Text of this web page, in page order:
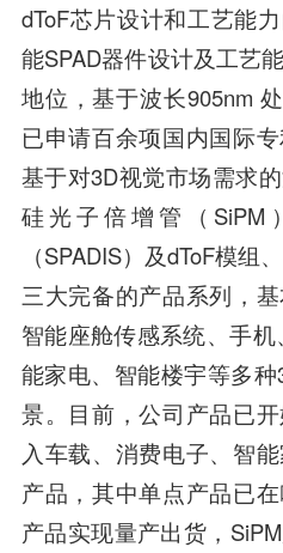
dToF芯片设计和工艺能
能SPAD器件设计及工艺
地位，基于波长905nm
已申请百余项国内国际
基于对3D视觉市场需求
硅光子倍增管（
（SPADIS）及dToF模组
三大完备的产品系列，
智能座舱传感系统、手
能家电、智能楼宇等多
景。目前，公司产品已
入车载、消费电子、智
产品，其中单点产品已
产品实现量产出货，